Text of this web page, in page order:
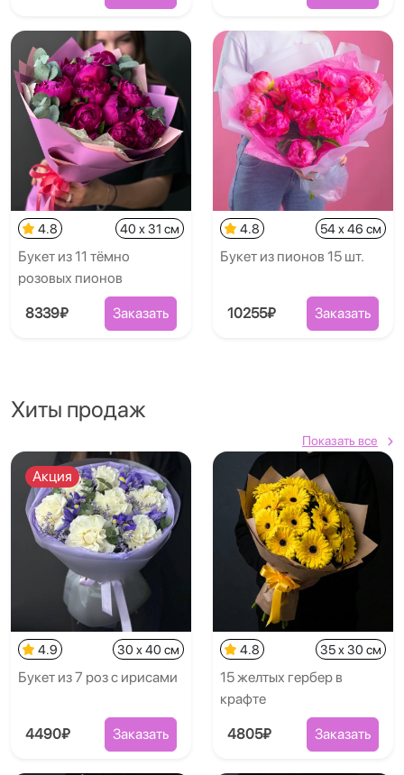
4.8 40 x 31 см
Букет из 11 тёмно
розовых пионов
8339₽ Заказать
4.8 54 x 46 см
Букет из пионов 15 шт.
10255₽ Заказать
Хиты продаж
Показать все
Акция
4.9 30 x 40 см
Букет из 7 роз с ирисами
4490₽ Заказать
4.8 35 x 30 см
15 желтых гербер в
крафте
4805₽ Заказать